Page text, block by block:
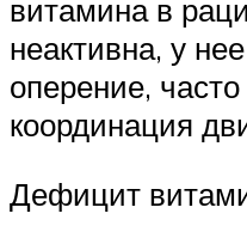
витамина в
неактивна, у
оперение,
координация
Дефицит